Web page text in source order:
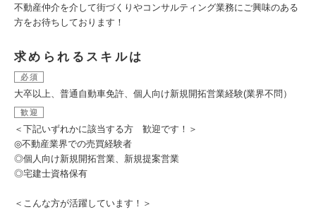
不動産仲介を介して街づくりやコンサルティング業務にご興味のある
方をお待ちしております！
求められるスキルは
必須
大卒以上、普通自動車免許、個人向け新規開拓営業経験(業界不問）
歓迎
＜下記いずれかに該当する方 歓迎です！＞
◎不動産業界での売買経験者
◎個人向け新規開拓営業、新規提案営業
◎宅建士資格保有
＜こんな方が活躍しています！＞